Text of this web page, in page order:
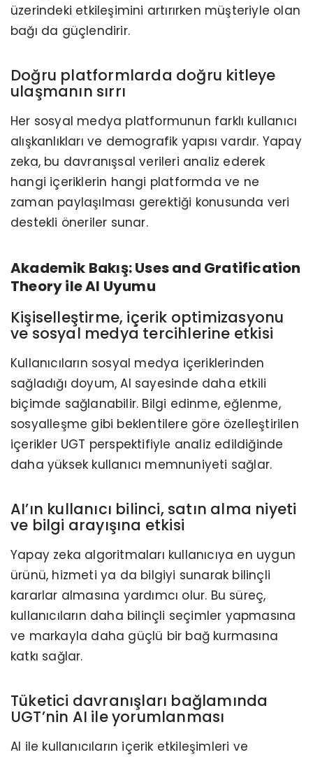
üzerindeki etkileşimini artırırken müşteriyle olan
bağı da güçlendirir.
Doğru platformlarda doğru kitleye
ulaşmanın sırrı
Her sosyal medya platformunun farklı kullanıcı
alışkanlıkları ve demografik yapısı vardır. Yapay
zeka, bu davranışsal verileri analiz ederek
hangi içeriklerin hangi platformda ve ne
zaman paylaşılması gerektiği konusunda veri
destekli öneriler sunar.
Akademik Bakış: Uses and Gratification
Theory ile AI Uyumu
Kişiselleştirme, içerik optimizasyonu
ve sosyal medya tercihlerine etkisi
Kullanıcıların sosyal medya içeriklerinden
sağladığı doyum, AI sayesinde daha etkili
biçimde sağlanabilir. Bilgi edinme, eğlenme,
sosyalleşme gibi beklentilere göre özelleştirilen
içerikler UGT perspektifiyle analiz edildiğinde
daha yüksek kullanıcı memnuniyeti sağlar.
AI’ın kullanıcı bilinci, satın alma niyeti
ve bilgi arayışına etkisi
Yapay zeka algoritmaları kullanıcıya en uygun
ürünü, hizmeti ya da bilgiyi sunarak bilinçli
kararlar almasına yardımcı olur. Bu süreç,
kullanıcıların daha bilinçli seçimler yapmasına
ve markayla daha güçlü bir bağ kurmasına
katkı sağlar.
Tüketici davranışları bağlamında
UGT’nin AI ile yorumlanması
AI ile kullanıcıların içerik etkileşimleri ve